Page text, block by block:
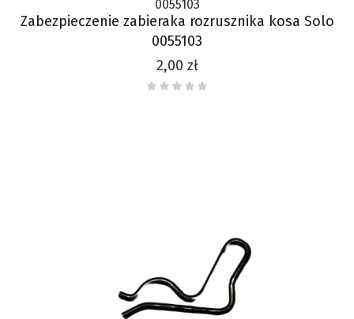
0055103
Zabezpieczenie zabieraka rozrusznika kosa Solo
0055103
Cena
2,00 zł